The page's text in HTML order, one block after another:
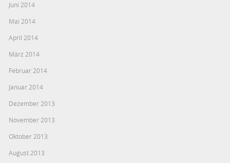
Juni 2014
Mai 2014
April 2014
März 2014
Februar 2014
Januar 2014
Dezember 2013
November 2013
Oktober 2013
August 2013